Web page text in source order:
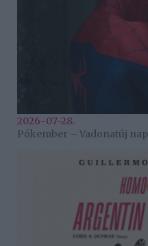
2026-07-28.
Pókember – Vadonatúj nap